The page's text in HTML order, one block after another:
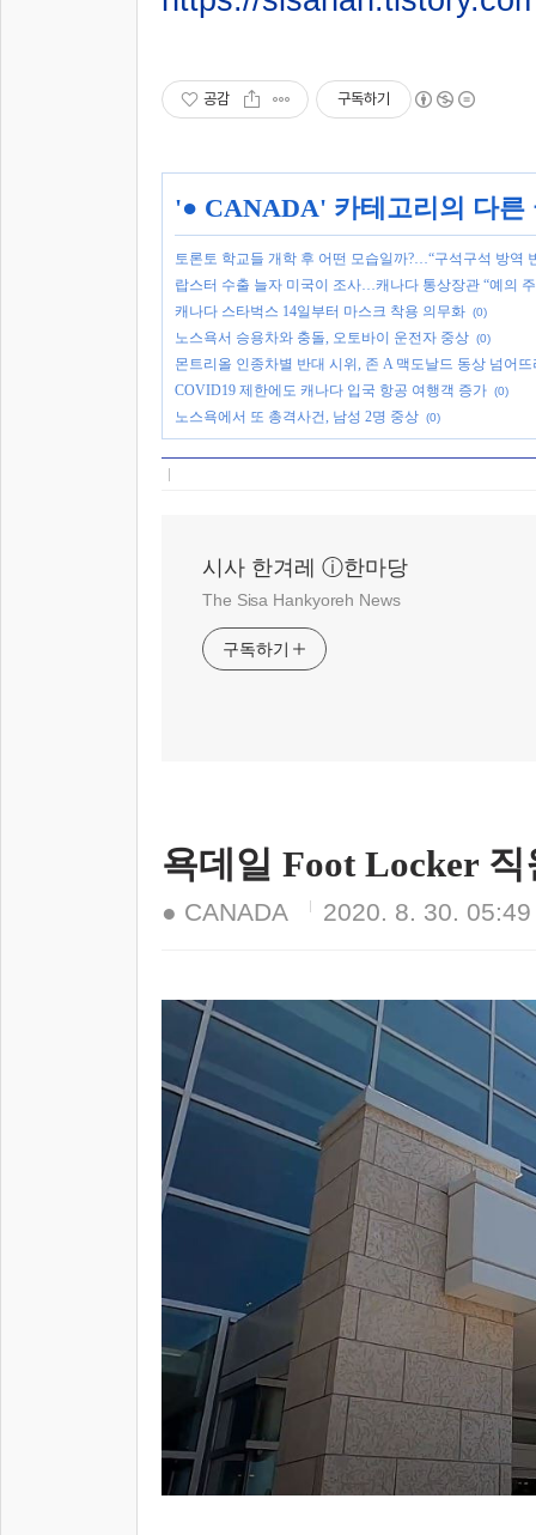
공감 구독하기
'● CANADA' 카테고리의 다른
토론토 학교들 개학 후 어떤 모습일까?…“구석구석 방역
랍스터 수출 늘자 미국이 조사…캐나다 통상장관 “예의
캐나다 스타벅스 14일부터 마스크 착용 의무화 (0)
노스욕서 승용차와 충돌, 오토바이 운전자 중상 (0)
몬트리올 인종차별 반대 시위, 존 A 맥도날드 동상 넘어
COVID19 제한에도 캐나다 입국 항공 여행객 증가 (0)
노스욕에서 또 총격사건, 남성 2명 중상 (0)
시사 한겨레 ⓘ한마당
The Sisa Hankyoreh News
구독하기
욕데일 Foot Locker
● CANADA 2020. 8. 30. 05:49